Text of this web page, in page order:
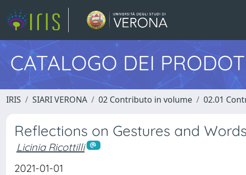
CATALOGO DEI
IRIS SIARI VERONA 02 Contributo in volume 02.01
Reflections on Gestures and
Licinia Ricottilli
2021-01-01